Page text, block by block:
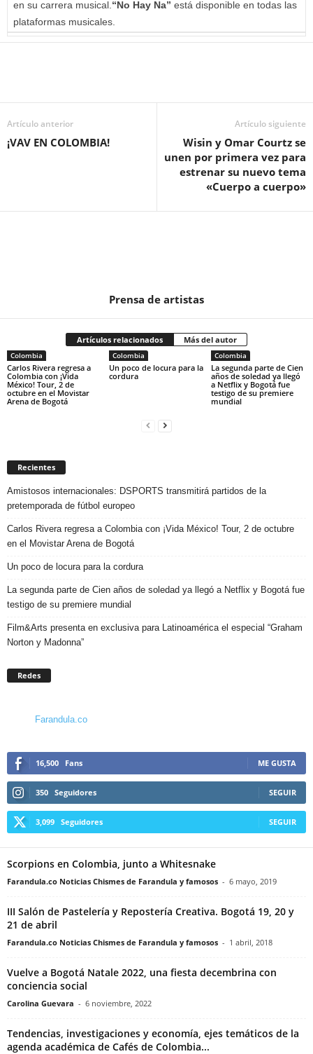
en su carrera musical. “No Hay Na” está disponible en todas las
plataformas musicales.
Artículo anterior
¡VAV EN COLOMBIA!
Artículo siguiente
Wisin y Omar Courtz se
unen por primera vez para
estrenar su nuevo tema
«Cuerpo a cuerpo»
Prensa de artistas
Artículos relacionados Más del autor
Colombia
Carlos Rivera regresa a
Colombia con ¡Vida
México! Tour, 2 de
octubre en el Movistar
Arena de Bogotá
Colombia
Un poco de locura para la
cordura
Colombia
La segunda parte de Cien
años de soledad ya llegó
a Netflix y Bogotá fue
testigo de su premiere
mundial
Recientes
Amistosos internacionales: DSPORTS transmitirá partidos de la
pretemporada de fútbol europeo
Carlos Rivera regresa a Colombia con ¡Vida México! Tour, 2 de octubre
en el Movistar Arena de Bogotá
Un poco de locura para la cordura
La segunda parte de Cien años de soledad ya llegó a Netflix y Bogotá fue
testigo de su premiere mundial
Film&Arts presenta en exclusiva para Latinoamérica el especial “Graham
Norton y Madonna”
Redes
Farandula.co
16,500 Fans ME GUSTA
350 Seguidores SEGUIR
3,099 Seguidores SEGUIR
Scorpions en Colombia, junto a Whitesnake
Farandula.co Noticias Chismes de Farandula y famosos - 6 mayo, 2019
III Salón de Pastelería y Repostería Creativa. Bogotá 19, 20 y
21 de abril
Farandula.co Noticias Chismes de Farandula y famosos - 1 abril, 2018
Vuelve a Bogotá Natale 2022, una fiesta decembrina con
conciencia social
Carolina Guevara - 6 noviembre, 2022
Tendencias, investigaciones y economía, ejes temáticos de la
agenda académica de Cafés de Colombia...